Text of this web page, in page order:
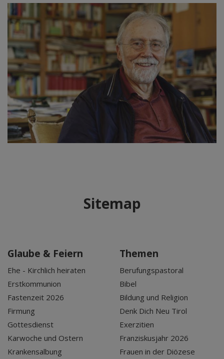
Sitemap
Glaube & Feiern
Ehe - Kirchlich heiraten
Erstkommunion
Fastenzeit 2026
Firmung
Gottesdienst
Karwoche und Ostern
Krankensalbung
Themen
Berufungspastoral
Bibel
Bildung und Religion
Denk Dich Neu Tirol
Exerzitien
Franziskusjahr 2026
Frauen in der Diözese